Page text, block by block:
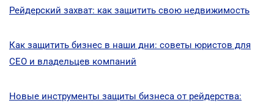
Рейдерский захват: как защитить свою недвижимость
Как защитить бизнес в наши дни: советы юристов для
CEO и владельцев компаний
Новые инструменты защиты бизнеса от рейдерства: